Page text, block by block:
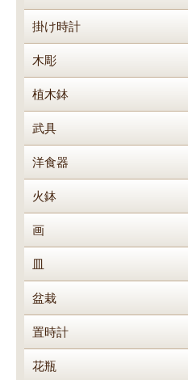
掛け時計
木彫
植木鉢
武具
洋食器
火鉢
画
皿
盆栽
置時計
花瓶